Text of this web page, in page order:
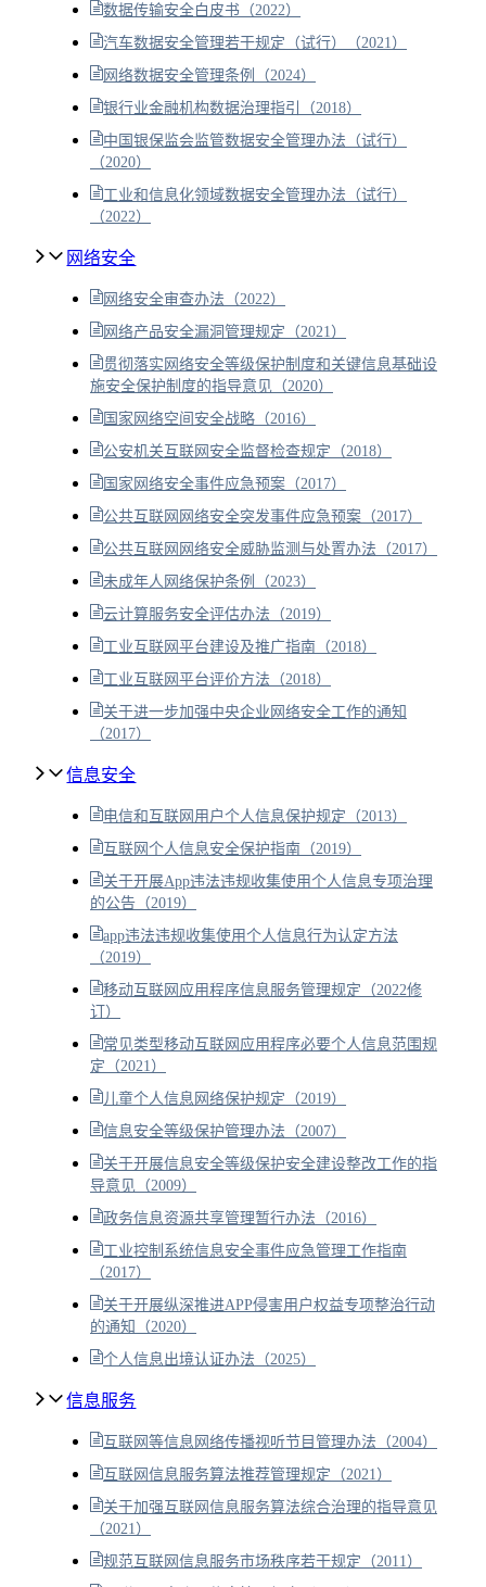
数据传输安全白皮书（2022）
汽车数据安全管理若干规定（试行）（2021）
网络数据安全管理条例（2024）
银行业金融机构数据治理指引（2018）
中国银保监会监管数据安全管理办法（试行）
（2020）
工业和信息化领域数据安全管理办法（试行）
（2022）
网络安全
网络安全审查办法（2022）
网络产品安全漏洞管理规定（2021）
贯彻落实网络安全等级保护制度和关键信息基础设
施安全保护制度的指导意见（2020）
国家网络空间安全战略（2016）
公安机关互联网安全监督检查规定（2018）
国家网络安全事件应急预案（2017）
公共互联网网络安全突发事件应急预案（2017）
公共互联网网络安全威胁监测与处置办法（2017）
未成年人网络保护条例（2023）
云计算服务安全评估办法（2019）
工业互联网平台建设及推广指南（2018）
工业互联网平台评价方法（2018）
关于进一步加强中央企业网络安全工作的通知
（2017）
信息安全
电信和互联网用户个人信息保护规定（2013）
互联网个人信息安全保护指南（2019）
关于开展App违法违规收集使用个人信息专项治理
的公告（2019）
app违法违规收集使用个人信息行为认定方法
（2019）
移动互联网应用程序信息服务管理规定（2022修
订）
常见类型移动互联网应用程序必要个人信息范围规
定（2021）
儿童个人信息网络保护规定（2019）
信息安全等级保护管理办法（2007）
关于开展信息安全等级保护安全建设整改工作的指
导意见（2009）
政务信息资源共享管理暂行办法（2016）
工业控制系统信息安全事件应急管理工作指南
（2017）
关于开展纵深推进APP侵害用户权益专项整治行动
的通知（2020）
个人信息出境认证办法（2025）
信息服务
互联网等信息网络传播视听节目管理办法（2004）
互联网信息服务算法推荐管理规定（2021）
关于加强互联网信息服务算法综合治理的指导意见
（2021）
规范互联网信息服务市场秩序若干规定（2011）